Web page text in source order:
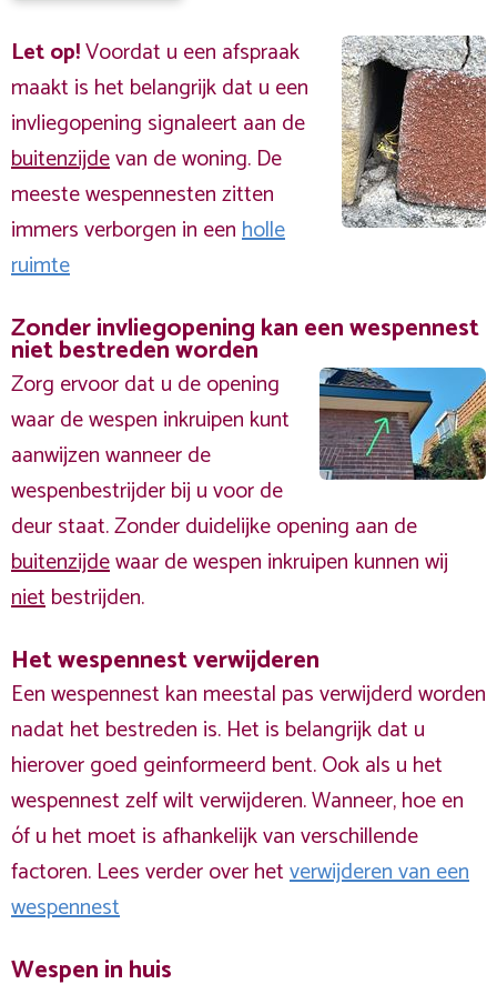
Let op!Voordat u een afspraak
maakt is het belangrijk dat u een
invliegopening signaleert aan de
buitenzijdevan de woning. De
meeste wespennesten zitten
immers verborgen in eenholle
ruimte
Zonder invliegopening kan een wespennest
niet bestreden worden
Zorg ervoor dat u de opening
waar de wespen inkruipen kunt
aanwijzen wanneer de
wespenbestrijder bij u voor de
deur staat. Zonder duidelijke opening aan de
buitenzijdewaar de wespen inkruipen kunnen wij
nietbestrijden.
Het wespennest verwijderen
Een wespennest kan meestal pas verwijderd worden
nadat het bestreden is. Het is belangrijk dat u
hierover goed geinformeerd bent. Ook als u het
wespennest zelf wilt verwijderen. Wanneer, hoe en
óf u het moet is afhankelijk van verschillende
factoren. Lees verder over hetverwijderen van een
wespennest
Wespen in huis